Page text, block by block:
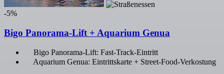
-5%
Bigo Panorama-Lift + Aquarium Genua
Bigo Panorama-Lift: Fast-Track-Eintritt
Aquarium Genua: Eintrittskarte + Street-Food-Verkostung